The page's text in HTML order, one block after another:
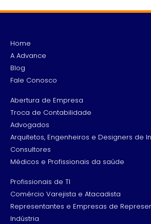
Home
A Advance
Blog
Fale Conosco
Abertura de Empresa
Troca de Contabilidade
Advogados
Arquitetos, Engenheiros e Designers de
Consultores
Médicos e Profissionais da saúde
Profissionais de TI
Comércio Varejista e Atacadista
Representantes e Empresas de
Indústria